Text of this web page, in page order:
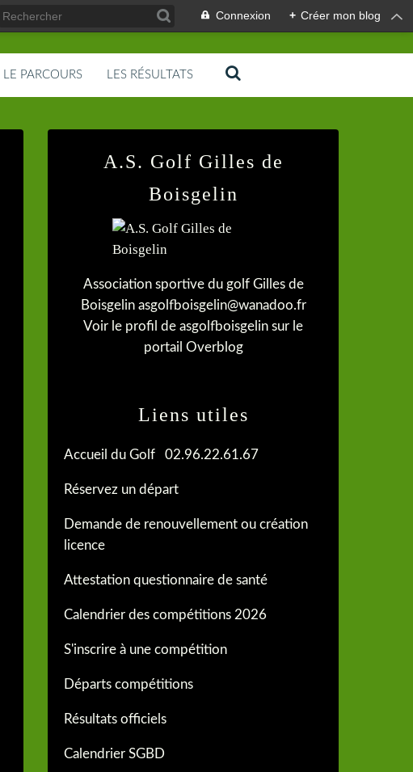
Connexion + Créer mon blog
LE PARCOURS LES RÉSULTATS
A.S. Golf Gilles de
Boisgelin
Association sportive du golf Gilles de
Boisgelin asgolfboisgelin@wanadoo.fr
Voir le profil de asgolfboisgelin sur le
portail Overblog
Liens utiles
Accueil du Golf 02.96.22.61.67
Réservez un départ
Demande de renouvellement ou création
licence
Attestation questionnaire de santé
Calendrier des compétitions 2026
S'inscrire à une compétition
Départs compétitions
Résultats officiels
Calendrier SGBD